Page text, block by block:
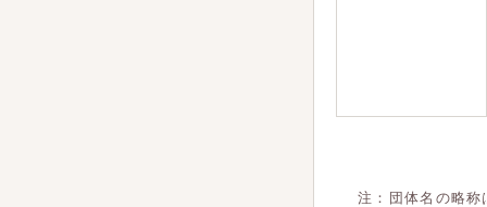
注：団体名の略